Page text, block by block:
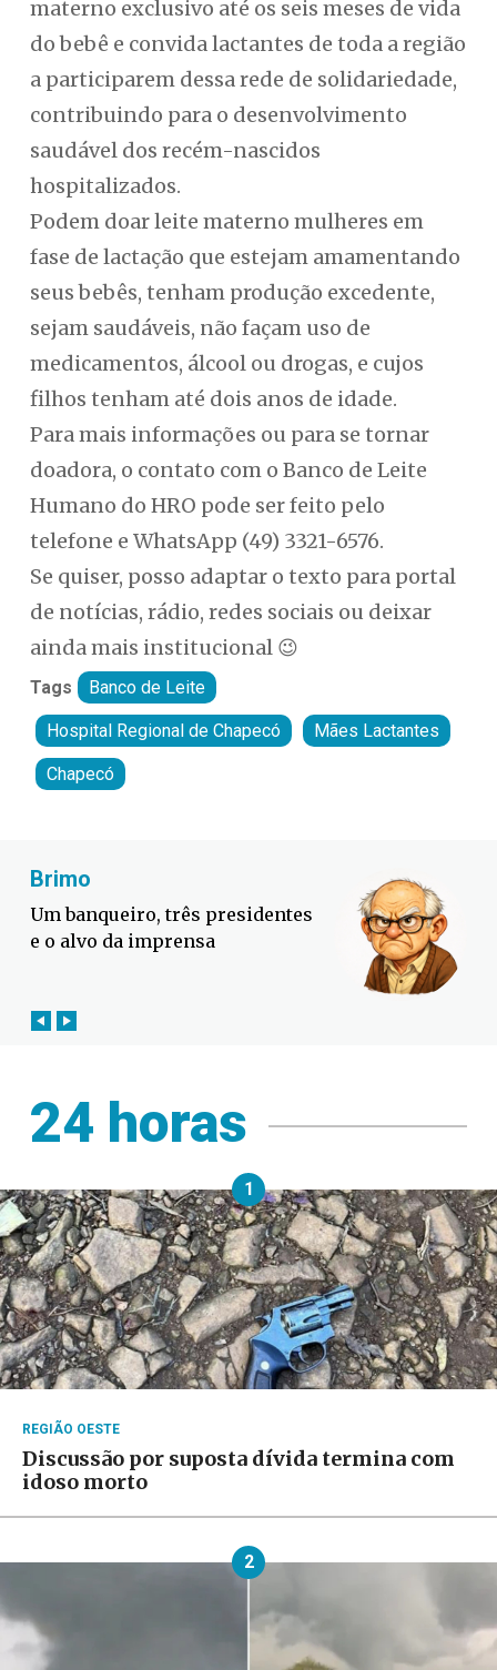
materno exclusivo até os seis meses de vida
do bebê e convida lactantes de toda a região
a participarem dessa rede de solidariedade,
contribuindo para o desenvolvimento
saudável dos recém-nascidos
hospitalizados.
Podem doar leite materno mulheres em
fase de lactação que estejam amamentando
seus bebês, tenham produção excedente,
sejam saudáveis, não façam uso de
medicamentos, álcool ou drogas, e cujos
filhos tenham até dois anos de idade.
Para mais informações ou para se tornar
doadora, o contato com o Banco de Leite
Humano do HRO pode ser feito pelo
telefone e WhatsApp (49) 3321-6576.
Se quiser, posso adaptar o texto para portal
de notícias, rádio, redes sociais ou deixar
ainda mais institucional 😉
Tags Banco de Leite
Hospital Regional de Chapecó Mães Lactantes
Chapecó
Fabiano Bordignon
Defesa Civil lança campanha
contra o El Niño em SC
24 horas
1
REGIÃO OESTE
Discussão por suposta dívida termina com
idoso morto
2